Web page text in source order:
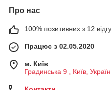
Про нас
100% позитивних з 12
Працює з 02.05.2020
м. Київ
Градинська 9 , Київ,